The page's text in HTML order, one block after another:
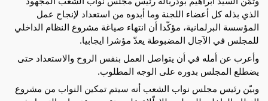
للمجلس في الآجال المضبوطة يعدّ مؤشرا ايجابيا.
يضطلع المجلس بدوره على الوجه المطلوب.